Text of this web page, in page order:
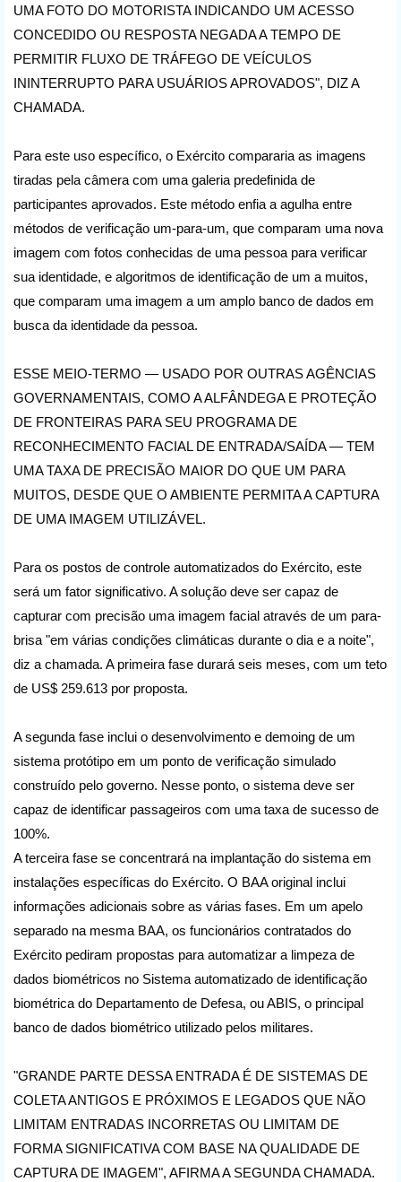
UMA FOTO DO MOTORISTA INDICANDO UM ACESSO
CONCEDIDO OU RESPOSTA NEGADA A TEMPO DE
PERMITIR FLUXO DE TRÁFEGO DE VEÍCULOS
ININTERRUPTO PARA USUÁRIOS APROVADOS", DIZ A
CHAMADA.
Para este uso específico, o Exército compararia as imagens
tiradas pela câmera com uma galeria predefinida de
participantes aprovados. Este método enfia a agulha entre
métodos de verificação um-para-um, que comparam uma nova
imagem com fotos conhecidas de uma pessoa para verificar
sua identidade, e algoritmos de identificação de um a muitos,
que comparam uma imagem a um amplo banco de dados em
busca da identidade da pessoa.
ESSE MEIO-TERMO — USADO POR OUTRAS AGÊNCIAS
GOVERNAMENTAIS, COMO A ALFÂNDEGA E PROTEÇÃO
DE FRONTEIRAS PARA SEU PROGRAMA DE
RECONHECIMENTO FACIAL DE ENTRADA/SAÍDA — TEM
UMA TAXA DE PRECISÃO MAIOR DO QUE UM PARA
MUITOS, DESDE QUE O AMBIENTE PERMITA A CAPTURA
DE UMA IMAGEM UTILIZÁVEL.
Para os postos de controle automatizados do Exército, este
será um fator significativo. A solução deve ser capaz de
capturar com precisão uma imagem facial através de um para-
brisa "em várias condições climáticas durante o dia e a noite",
diz a chamada. A primeira fase durará seis meses, com um teto
de US$ 259.613 por proposta.
A segunda fase inclui o desenvolvimento e demoing de um
sistema protótipo em um ponto de verificação simulado
construído pelo governo. Nesse ponto, o sistema deve ser
capaz de identificar passageiros com uma taxa de sucesso de
100%.
A terceira fase se concentrará na implantação do sistema em
instalações específicas do Exército. O BAA original inclui
informações adicionais sobre as várias fases. Em um apelo
separado na mesma BAA, os funcionários contratados do
Exército pediram propostas para automatizar a limpeza de
dados biométricos no Sistema automatizado de identificação
biométrica do Departamento de Defesa, ou ABIS, o principal
banco de dados biométrico utilizado pelos militares.
"GRANDE PARTE DESSA ENTRADA É DE SISTEMAS DE
COLETA ANTIGOS E PRÓXIMOS E LEGADOS QUE NÃO
LIMITAM ENTRADAS INCORRETAS OU LIMITAM DE
FORMA SIGNIFICATIVA COM BASE NA QUALIDADE DE
CAPTURA DE IMAGEM", AFIRMA A SEGUNDA CHAMADA.